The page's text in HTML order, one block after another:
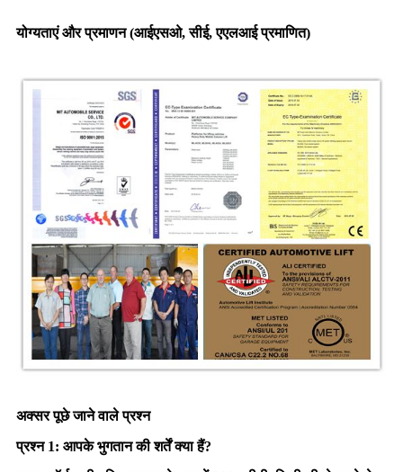
योग्यताएं और प्रमाणन (आईएसओ, सीई, एएलआई प्रमाणित)
अक्सर पूछे जाने वाले प्रश्न
प्रश्न 1: आपके भुगतान की शर्तें क्या हैं?